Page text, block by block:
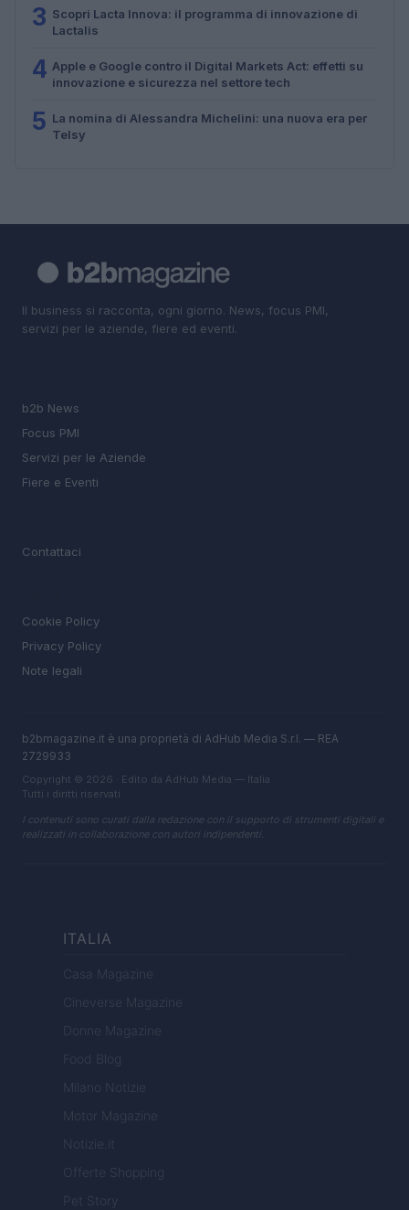
3 Scopri Lacta Innova: il programma di innovazione di
Lactalis
4 Apple e Google contro il Digital Markets Act: effetti su
innovazione e sicurezza nel settore tech
5 La nomina di Alessandra Michelini: una nuova era per
Telsy
Il business si racconta, ogni giorno. News, focus PMI,
servizi per le aziende, fiere ed eventi.
b2b News
Focus PMI
Servizi per le Aziende
Fiere e Eventi
Contattaci
Cookie Policy
Privacy Policy
Note legali
b2bmagazine.it è una proprietà di AdHub Media S.r.l. — REA
2729933
Copyright © 2026 · Edito da AdHub Media — Italia
Tutti i diritti riservati
I contenuti sono curati dalla redazione con il supporto di strumenti digitali e
realizzati in collaborazione con autori indipendenti.
ITALIA
Casa Magazine
Cineverse Magazine
Donne Magazine
Food Blog
Milano Notizie
Motor Magazine
Notizie.it
Offerte Shopping
Pet Story